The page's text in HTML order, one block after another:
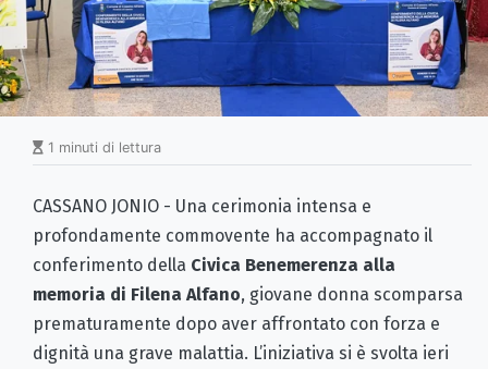
1 minuti di lettura
CASSANO JONIO - Una cerimonia intensa e
profondamente commovente ha accompagnato il
conferimento della Civica Benemerenza alla
memoria di Filena Alfano, giovane donna scomparsa
prematuramente dopo aver affrontato con forza e
dignità una grave malattia. L’iniziativa si è svolta ieri